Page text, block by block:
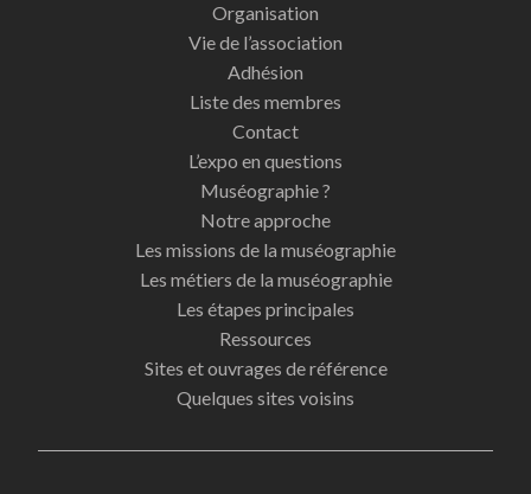
Organisation
Vie de l’association
Adhésion
Liste des membres
Contact
L’expo en questions
Muséographie ?
Notre approche
Les missions de la muséographie
Les métiers de la muséographie
Les étapes principales
Ressources
Sites et ouvrages de référence
Quelques sites voisins